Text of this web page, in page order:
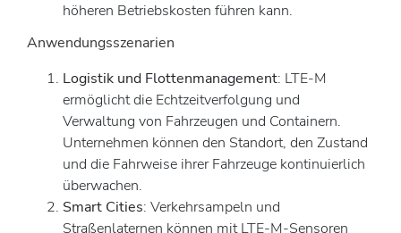
höheren Betriebskosten führen kann.
Anwendungsszenarien
Logistik und Flottenmanagement: LTE-M
ermöglicht die Echtzeitverfolgung und
Verwaltung von Fahrzeugen und Containern.
Unternehmen können den Standort, den Zustand
und die Fahrweise ihrer Fahrzeuge kontinuierlich
überwachen.
Smart Cities: Verkehrsampeln und
Straßenlaternen können mit LTE-M-Sensoren